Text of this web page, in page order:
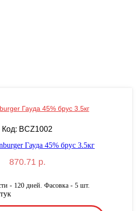
Гауда 45% брус 3.5кг
Код: BCZ1002
870.71 р.
- 120 дней. Фасовка - 5 шт.